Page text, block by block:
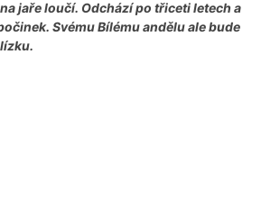
jaře loučí. Odchází po třiceti letech a
Svému Bílému andělu ale bude